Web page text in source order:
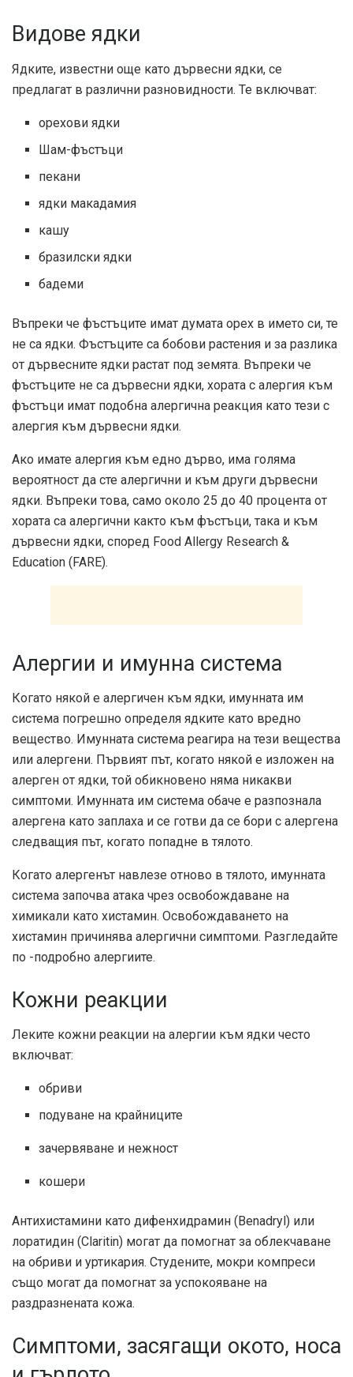
Видове ядки
Ядките, известни още като дървесни ядки, се
предлагат в различни разновидности. Те включват:
орехови ядки
Шам-фъстъци
пекани
ядки макадамия
кашу
бразилски ядки
бадеми
Въпреки че фъстъците имат думата орех в името си, те
не са ядки. Фъстъците са бобови растения и за разлика
от дървесните ядки растат под земята. Въпреки че
фъстъците не са дървесни ядки, хората с алергия към
фъстъци имат подобна алергична реакция като тези с
алергия към дървесни ядки.
Ако имате алергия към едно дърво, има голяма
вероятност да сте алергични и към други дървесни
ядки. Въпреки това, само около 25 до 40 процента от
хората са алергични както към фъстъци, така и към
дървесни ядки, според Food Allergy Research &
Education (FARE).
Алергии и имунна система
Когато някой е алергичен към ядки, имунната им
система погрешно определя ядките като вредно
вещество. Имунната система реагира на тези вещества
или алергени. Първият път, когато някой е изложен на
алерген от ядки, той обикновено няма никакви
симптоми. Имунната им система обаче е разпознала
алергена като заплаха и се готви да се бори с алергена
следващия път, когато попадне в тялото.
Когато алергенът навлезе отново в тялото, имунната
система започва атака чрез освобождаване на
химикали като хистамин. Освобождаването на
хистамин причинява алергични симптоми. Разгледайте
по -подробно алергиите.
Кожни реакции
Леките кожни реакции на алергии към ядки често
включват:
обриви
подуване на крайниците
зачервяване и нежност
кошери
Антихистамини като дифенхидрамин (Benadryl) или
лоратидин (Claritin) могат да помогнат за облекчаване
на обриви и уртикария. Студените, мокри компреси
също могат да помогнат за успокояване на
раздразнената кожа.
Симптоми, засягащи окото, носа